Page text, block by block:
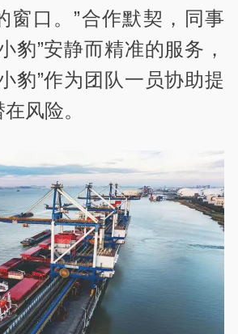
窗口。”合作默契，同事
豹”安静而精准的服务，
豹”作为团队一员协助提
风险。